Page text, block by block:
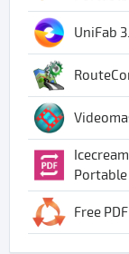
UniFab
Portable
Free